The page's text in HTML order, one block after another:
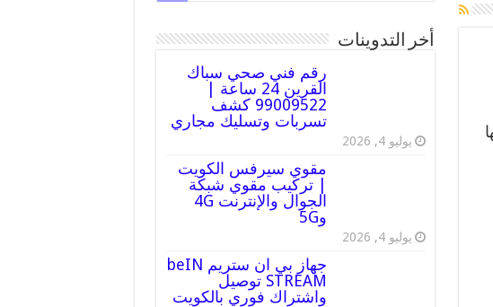
أخر التدوينات
رقم فني صحي سباك
القرين 24 ساعة |
99009522 كشف
تسربات وتسليك مجاري
يوليو 4, 2026
مقوي سيرفس الكويت
| تركيب مقوي شبكة
الجوال والإنترنت 4G
و5G
يوليو 4, 2026
جهاز بي ان ستريم beIN
STREAM توصيل
واشتراك فوري بالكويت